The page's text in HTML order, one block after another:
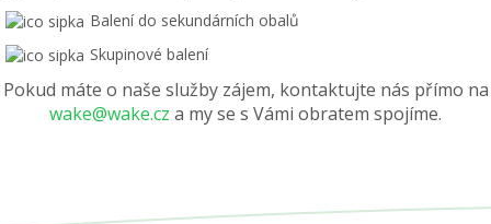
Balení do sekundárních obalů
Skupinové balení
Pokud máte o naše služby zájem, kontaktujte nás přímo na
wake@wake.cz a my se s Vámi obratem spojíme.